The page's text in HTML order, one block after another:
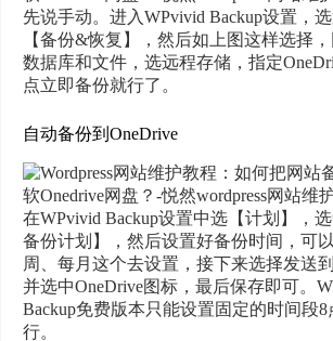
先说手动。进入WPvivid Backup设置，
【备份&恢复】，然后如上图这样选择
数据库和文件，选远程存储，指定
点立即备份就行了。
自动备份到OneDrive
在WPvivid Backup设置中选【计划】，
备份计划】，然后设置好备份时间，可
周、每月这个去设置，接下来选择发送
并选中OneDrive图标，最后保存即可。
Backup免费版本只能设置固定的时间段8
行。